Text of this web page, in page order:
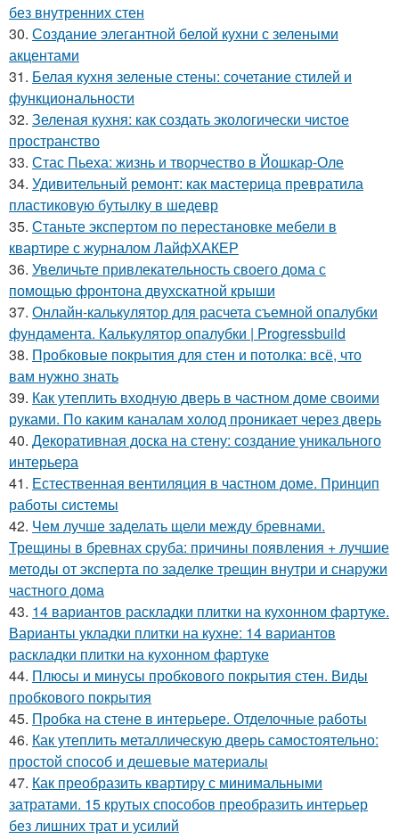
без внутренних стен
30. Создание элегантной белой кухни с зелеными
акцентами
31. Белая кухня зеленые стены: сочетание стилей и
функциональности
32. Зеленая кухня: как создать экологически чистое
пространство
33. Стас Пьеха: жизнь и творчество в Йошкар-Оле
34. Удивительный ремонт: как мастерица превратила
пластиковую бутылку в шедевр
35. Станьте экспертом по перестановке мебели в
квартире с журналом ЛайфХАКЕР
36. Увеличьте привлекательность своего дома с
помощью фронтона двухскатной крыши
37. Онлайн-калькулятор для расчета съемной опалубки
фундамента. Калькулятор опалубки | Progressbuild
38. Пробковые покрытия для стен и потолка: всё, что
вам нужно знать
39. Как утеплить входную дверь в частном доме своими
руками. По каким каналам холод проникает через дверь
40. Декоративная доска на стену: создание уникального
интерьера
41. Естественная вентиляция в частном доме. Принцип
работы системы
42. Чем лучше заделать щели между бревнами.
Трещины в бревнах сруба: причины появления + лучшие
методы от эксперта по заделке трещин внутри и снаружи
частного дома
43. 14 вариантов раскладки плитки на кухонном фартуке.
Варианты укладки плитки на кухне: 14 вариантов
раскладки плитки на кухонном фартуке
44. Плюсы и минусы пробкового покрытия стен. Виды
пробкового покрытия
45. Пробка на стене в интерьере. Отделочные работы
46. Как утеплить металлическую дверь самостоятельно:
простой способ и дешевые материалы
47. Как преобразить квартиру с минимальными
затратами. 15 крутых способов преобразить интерьер
без лишних трат и усилий